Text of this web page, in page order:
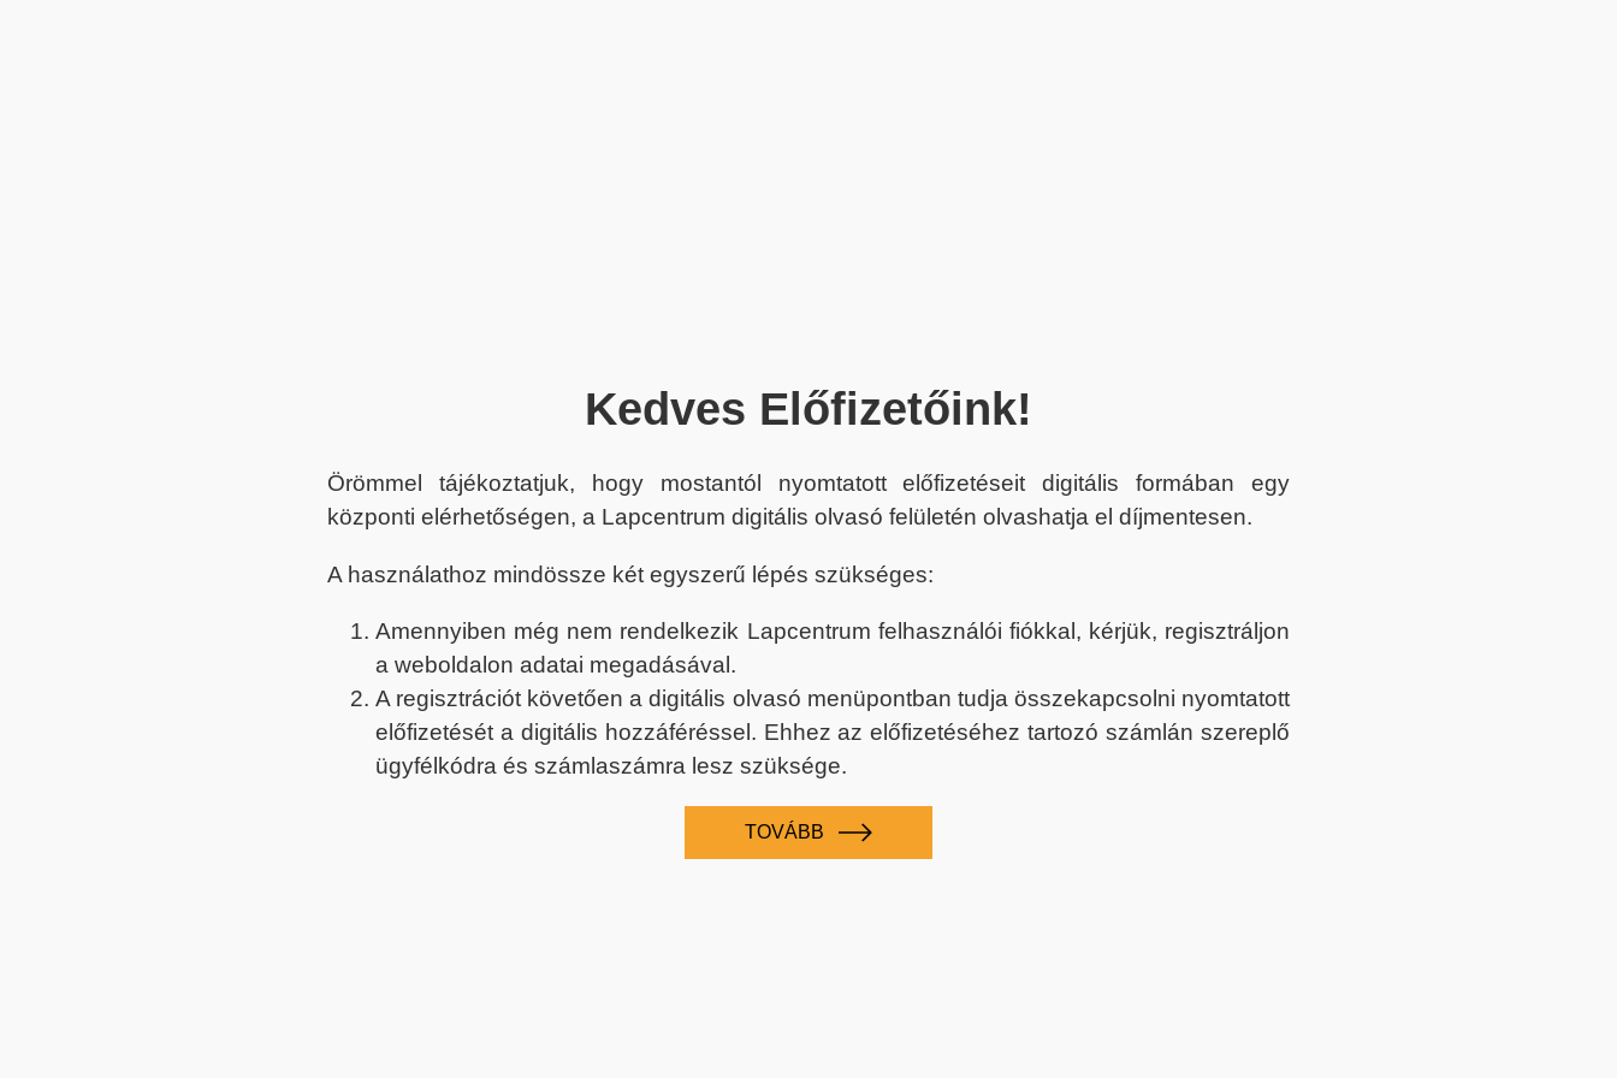
Kedves Előfizetőink!
Örömmel tájékoztatjuk, hogy mostantól nyomtatott előfizetéseit digitális formában egy
központi elérhetőségen, a Lapcentrum digitális olvasó felületén olvashatja el díjmentesen.
A használathoz mindössze két egyszerű lépés szükséges:
Amennyiben még nem rendelkezik Lapcentrum felhasználói fiókkal, kérjük, regisztráljon
a weboldalon adatai megadásával.
A regisztrációt követően a digitális olvasó menüpontban tudja összekapcsolni nyomtatott
előfizetését a digitális hozzáféréssel. Ehhez az előfizetéséhez tartozó számlán szereplő
ügyfélkódra és számlaszámra lesz szüksége.
TOVÁBB